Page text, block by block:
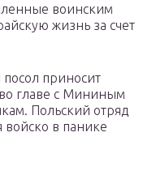
воинским
жизнь за счет
приносит
главе с Мининым
Польский отряд
войско в панике